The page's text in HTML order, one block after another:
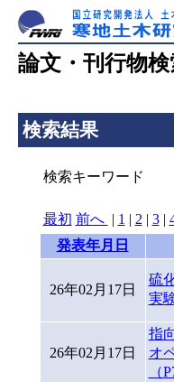
論文・刊行物検
検索結果
検索キーワード
最初 前へ | 1 | 2 | 3|
発表年月日
26年02月17日
硫
実
26年02月17日
指
オ
（